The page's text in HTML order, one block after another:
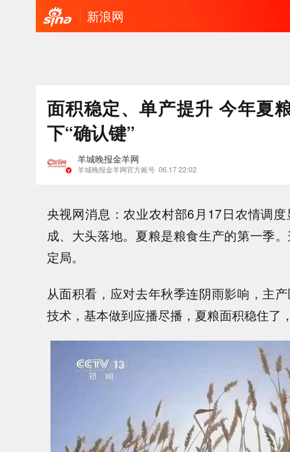
新浪网
面积稳定、单产提升 今年夏
下“确认键”
羊城晚报金羊网
羊城晚报金羊网官方账号 06.17 22:02
央视网消息：农业农村部6月17日农情调
成、大头落地。夏粮是粮食生产的第一季
定局。
从面积看，应对去年秋季连阴雨影响，主
技术，基本做到应播尽播，夏粮面积稳住了